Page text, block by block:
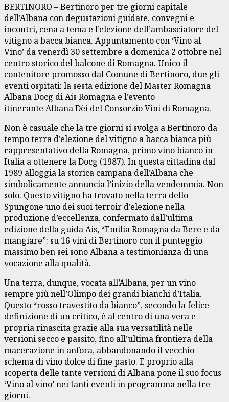
BERTINORO – Bertinoro per tre giorni capitale
dell’Albana con degustazioni guidate, convegni e
incontri, cena a tema e l’elezione dell’ambasciatore del
vitigno a bacca bianca. Appuntamento con ‘Vino al
Vino’ da venerdì 30 settembre a domenica 2 ottobre nel
centro storico del balcone di Romagna. Unico il
contenitore promosso dal Comune di Bertinoro, due gli
eventi ospitati: la sesta edizione del Master Romagna
Albana Docg di Ais Romagna e l’evento
itinerante Albana Dèi del Consorzio Vini di Romagna.
Non è casuale che la tre giorni si svolga a Bertinoro da
tempo terra d’elezione del vitigno a bacca bianca più
rappresentativo della Romagna, primo vino bianco in
Italia a ottenere la Docg (1987). In questa cittadina dal
1989 alloggia la storica campana dell’Albana che
simbolicamente annuncia l’inizio della vendemmia. Non
solo. Questo vitigno ha trovato nella terra dello
Spungone uno dei suoi terroir d’elezione nella
produzione d’eccellenza, confermato dall’ultima
edizione della guida Ais, “Emilia Romagna da Bere e da
mangiare”: su 16 vini di Bertinoro con il punteggio
massimo ben sei sono Albana a testimonianza di una
vocazione alla qualità.
Una terra, dunque, vocata all’Albana, per un vino
sempre più nell’Olimpo dei grandi bianchi d’Italia.
Questo “rosso travestito da bianco”, secondo la felice
definizione di un critico, è al centro di una vera e
propria rinascita grazie alla sua versatilità nelle
versioni secco e passito, fino all’ultima frontiera della
macerazione in anfora, abbandonando il vecchio
schema di vino dolce di fine pasto. E proprio alla
scoperta delle tante versioni di Albana pone il suo focus
‘Vino al vino’ nei tanti eventi in programma nella tre
giorni.